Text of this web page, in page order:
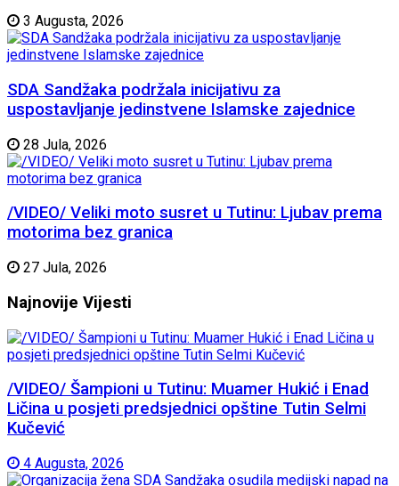
3 Augusta, 2026
SDA Sandžaka podržala inicijativu za
uspostavljanje jedinstvene Islamske zajednice
28 Jula, 2026
/VIDEO/ Veliki moto susret u Tutinu: Ljubav prema
motorima bez granica
27 Jula, 2026
Najnovije Vijesti
/VIDEO/ Šampioni u Tutinu: Muamer Hukić i Enad
Ličina u posjeti predsjednici opštine Tutin Selmi
Kučević
4 Augusta, 2026